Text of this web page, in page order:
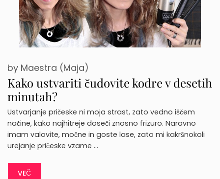
Kako ustvariti čudovite kodre v desetih
minutah?
by Maestra (Maja)
Ustvarjanje pričeske ni moja strast, zato vedno iščem
načine, kako najhitreje doseči znosno frizuro. Naravno
imam valovite, močne in goste lase, zato mi kakršnokoli
urejanje pričeske vzame …
VEČ